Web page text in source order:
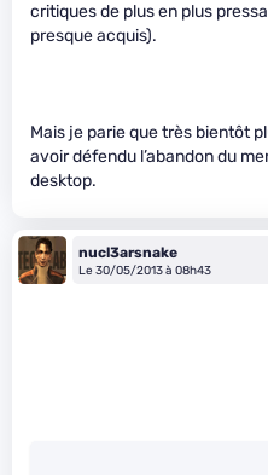
critiques de plus en plus
presque acquis).
Mais je parie que très bientôt
avoir défendu l’abandon du
desktop.
nucl3arsnake
Le 30/05/2013 à 08h43